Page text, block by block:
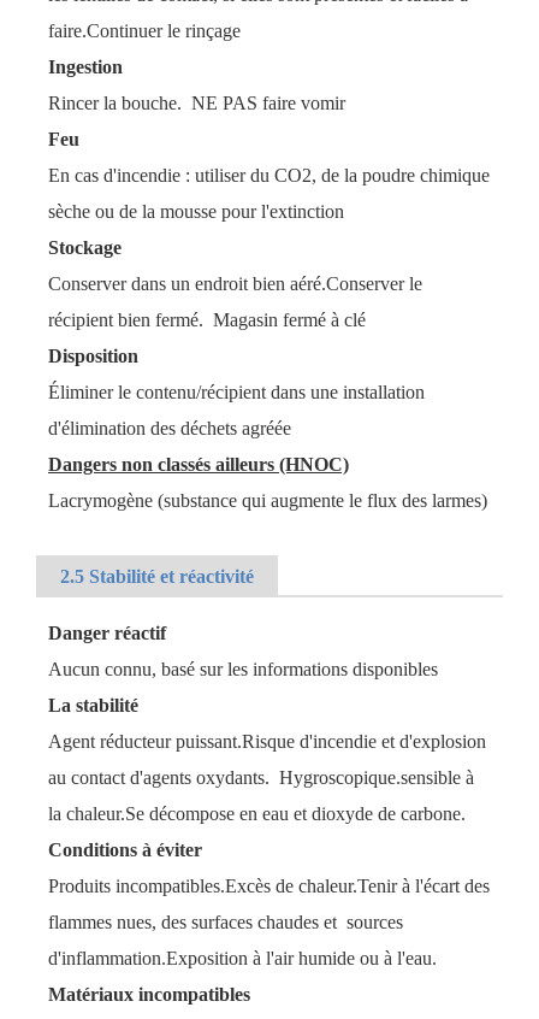
faire.Continuer le rinçage
Ingestion
Rincer la bouche. NE PAS faire vomir
Feu
En cas d'incendie : utiliser du CO2, de la poudre chimique
sèche ou de la mousse pour l'extinction
Stockage
Conserver dans un endroit bien aéré.Conserver le
récipient bien fermé. Magasin fermé à clé
Disposition
Éliminer le contenu/récipient dans une installation
d'élimination des déchets agréée
Dangers non classés ailleurs (HNOC)
Lacrymogène (substance qui augmente le flux des larmes)
2.5 Stabilité et réactivité
Danger réactif
Aucun connu, basé sur les informations disponibles
La stabilité
Agent réducteur puissant.Risque d'incendie et d'explosion
au contact d'agents oxydants. Hygroscopique.sensible à
la chaleur.Se décompose en eau et dioxyde de carbone.
Conditions à éviter
Produits incompatibles.Excès de chaleur.Tenir à l'écart des
flammes nues, des surfaces chaudes et sources
d'inflammation.Exposition à l'air humide ou à l'eau.
Matériaux incompatibles